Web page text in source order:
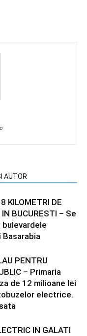
AUTOR
KILOMETRI DE
BUCURESTI – Se
Basarabia
PENTRU
– Primaria
de 12 milioane lei
electrice.
IN GALATI